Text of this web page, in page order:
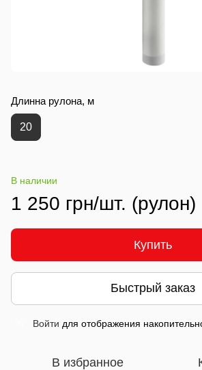
Длинна рулона, м
20
В наличии
1 250 грн/шт. (рулон)
Купить
Быстрый заказ
Войти для отображения
В избранное